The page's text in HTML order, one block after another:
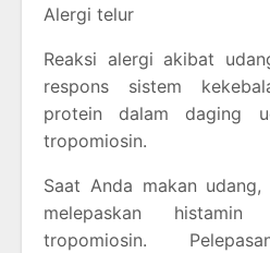
Alergi telur
Reaksi alergi akibat
respons sistem
protein dalam daging
tropomiosin.
Saat Anda makan
melepaskan histamin
tropomiosin.